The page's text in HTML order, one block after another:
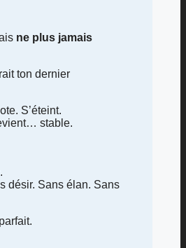
ne plus jamais
ton dernier
S’éteint.
stable.
.
désir. Sans élan. Sans